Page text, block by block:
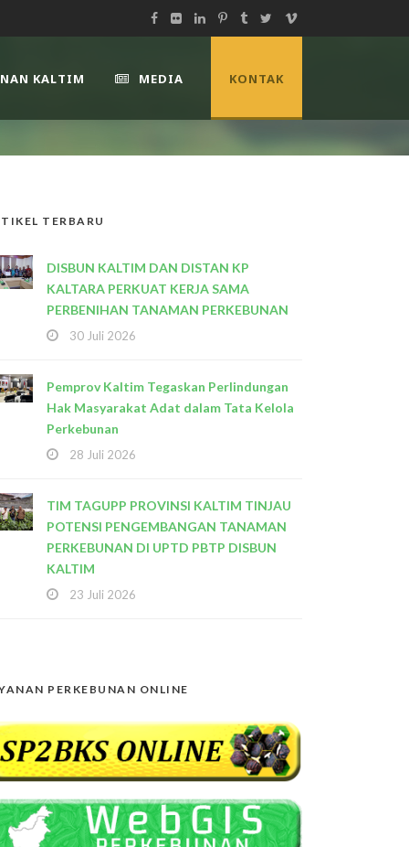
KALTIM MEDIA KONTAK
TERBARU
DISBUN KALTIM DAN DISTAN KP
KALTARA PERKUAT KERJA SAMA
PERBENIHAN TANAMAN PERKEBUNAN
30 Juli 2026
Pemprov Kaltim Tegaskan Perlindungan
Hak Masyarakat Adat dalam Tata Kelola
Perkebunan
28 Juli 2026
TIM TAGUPP PROVINSI KALTIM TINJAU
POTENSI PENGEMBANGAN TANAMAN
PERKEBUNAN DI UPTD PBTP DISBUN
KALTIM
23 Juli 2026
PERKEBUNAN ONLINE